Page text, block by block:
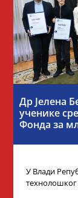
Др Јелена
ученике
Фонда за
У Влади
технолошког